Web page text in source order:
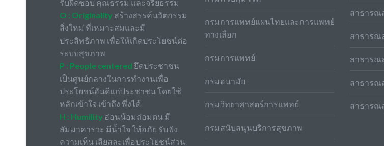
รับผิดชอบ คุณธรรม และจริยธรรม
O : Originality สร้างสรรค์นวัตกรรม
สิ่งใหม่ ที่เหมาะสมและมี
ประสิทธิภาพ เพื่อให้เกิดประโยชน์ต่อ
ระบบสุขภาพ
P : People centered ยึดประชาชน
เป็นศูนย์กลางในการทำงานเพื่อ
ประโยชน์อันดีแก่ประชาชน โดยใช้
หลักเข้าใจ เข้าถึง พึ่งได้
H : Humility อ่อนน้อมถ่อมตน มี
สัมมาคารวะ มีน้ำใจ ให้อภัย รับฟัง
ความเห็น เสียสละเพื่อประโยชน์ส่วน
กรมการแพทย์แผนไทยและการแพทย์
ทางเลือก
กรมการแพทย์
กรมอนามัย
กรมวิทยาศาสตร์การแพทย์
กรมสนับสนุนบริการสุขภาพ
สาธารณ
สาธารณ
สาธารณ
สาธารณ
สาธารณ